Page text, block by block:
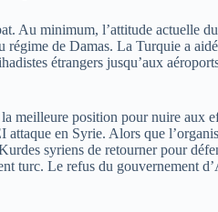
Au minimum, l’attitude actuelle
de Damas. La Turquie a
étrangers jusqu’aux
meilleure position pour nuire
en Syrie. Alors que
syriens de retourner pour
turc. Le refus du